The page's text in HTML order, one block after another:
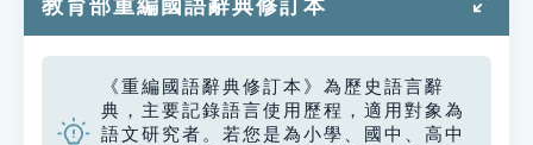
教育部重編國語辭典修訂本
《重編國語辭典修訂本》為歷史語言辭
典，主要記錄語言使用歷程，適用對象為
語文研究者。若您是為小學、國中、高中